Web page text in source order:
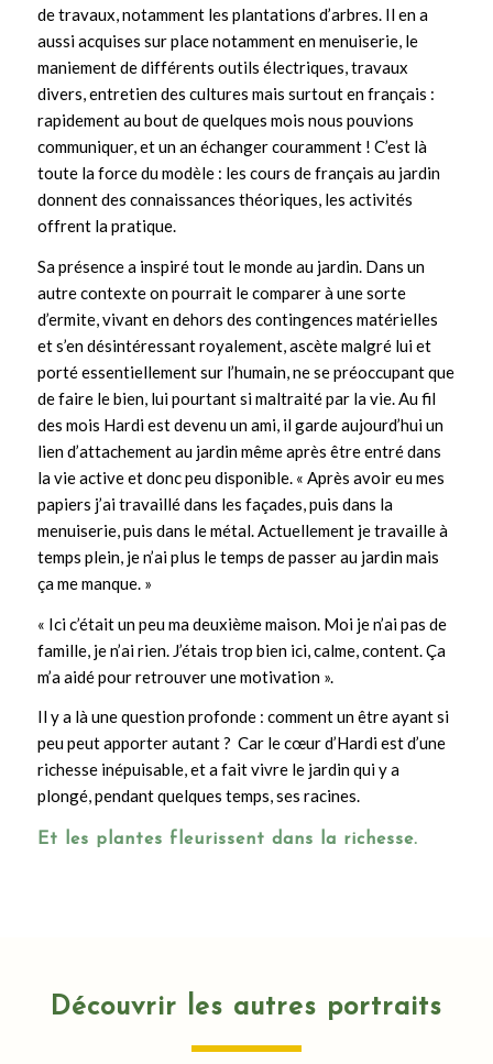
de travaux, notamment les plantations d’arbres. Il en a
aussi acquises sur place notamment en menuiserie, le
maniement de différents outils électriques, travaux
divers, entretien des cultures mais surtout en français :
rapidement au bout de quelques mois nous pouvions
communiquer, et un an échanger couramment ! C’est là
toute la force du modèle : les cours de français au jardin
donnent des connaissances théoriques, les activités
offrent la pratique.
Sa présence a inspiré tout le monde au jardin. Dans un
autre contexte on pourrait le comparer à une sorte
d’ermite, vivant en dehors des contingences matérielles
et s’en désintéressant royalement, ascète malgré lui et
porté essentiellement sur l’humain, ne se préoccupant que
de faire le bien, lui pourtant si maltraité par la vie. Au fil
des mois Hardi est devenu un ami, il garde aujourd’hui un
lien d’attachement au jardin même après être entré dans
la vie active et donc peu disponible. « Après avoir eu mes
papiers j’ai travaillé dans les façades, puis dans la
menuiserie, puis dans le métal. Actuellement je travaille à
temps plein, je n’ai plus le temps de passer au jardin mais
ça me manque. »
« Ici c’était un peu ma deuxième maison. Moi je n’ai pas de
famille, je n’ai rien. J’étais trop bien ici, calme, content. Ça
m’a aidé pour retrouver une motivation ».
Il y a là une question profonde : comment un être ayant si
peu peut apporter autant ? Car le cœur d’Hardi est d’une
richesse inépuisable, et a fait vivre le jardin qui y a
plongé, pendant quelques temps, ses racines.
Et les plantes fleurissent dans la richesse.
Découvrir les autres portraits